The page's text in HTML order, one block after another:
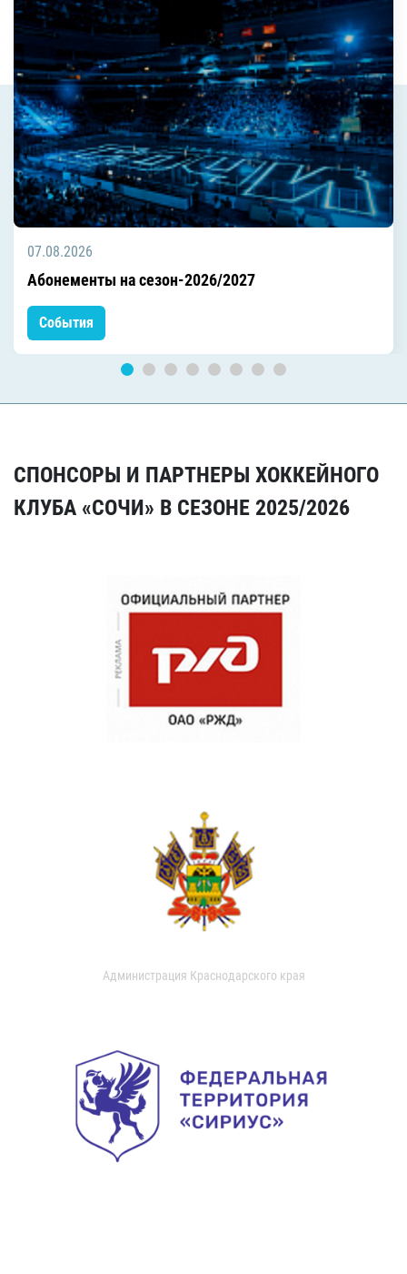
07.08.2026
Абонементы на сезон-2026/2027
События
СПОНСОРЫ И ПАРТНЕРЫ ХОККЕЙНОГО
КЛУБА «СОЧИ» В СЕЗОНЕ 2025/2026
Администрация Краснодарского края